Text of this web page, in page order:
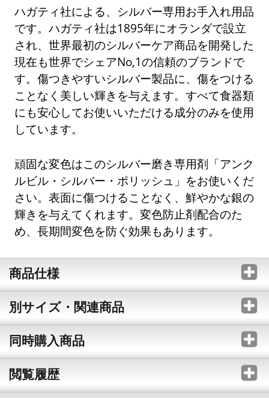
ハガティ社による、シルバー専用お手入れ用品
です。ハガティ社は1895年にオランダで設立
され、世界最初のシルバーケア商品を開発した
現在も世界でシェアNo,1の信頼のブランドで
す。傷つきやすいシルバー製品に、傷をつける
ことなく美しい輝きを与えます。すべて食器類
にも安心してお使いいただける成分のみを使用
しています。
頑固な変色はこのシルバー磨き専用剤「アンク
ルビル・シルバー・ポリッシュ」をお使いくだ
さい。表面に傷つけることなく、鮮やかな銀の
輝きを与えてくれます。変色防止剤配合のた
め、長期間変色を防ぐ効果もあります。
商品仕様
別サイズ・関連商品
同時購入商品
閲覧履歴